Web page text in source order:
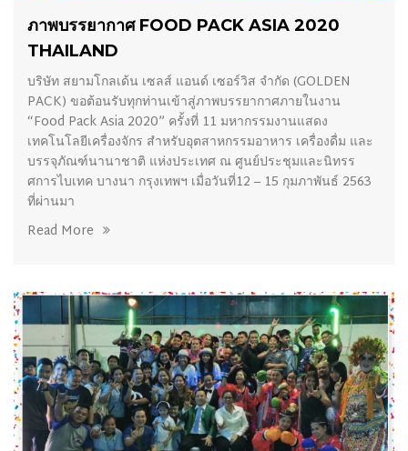
ภาพบรรยากาศ FOOD PACK ASIA 2020
THAILAND
บริษัท สยามโกลเด้น เซลส์ แอนด์ เซอร์วิส จำกัด (GOLDEN
PACK) ขอต้อนรับทุกท่านเข้าสู่ภาพบรรยากาศภายในงาน
“Food Pack Asia 2020” ครั้งที่ 11 มหากรรมงานแสดง
เทคโนโลยีเครื่องจักร สำหรับอุตสาหกรรมอาหาร เครื่องดื่ม และ
บรรจุภัณฑ์นานาชาติ แห่งประเทศ ณ ศูนย์ประชุมและนิทรร
ศการไบเทค บางนา กรุงเทพฯ เมื่อวันที่12 – 15 กุมภาพันธ์ 2563
ที่ผ่านมา
Read More